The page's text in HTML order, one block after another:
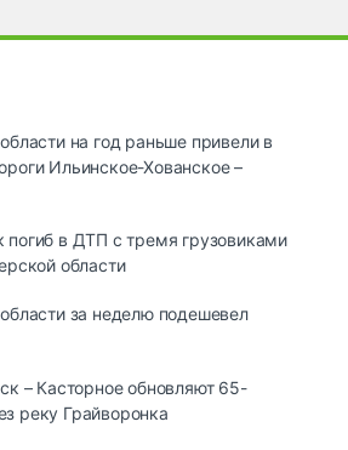
на год раньше привели в
Ильинское-Хованское –
погиб в ДТП с тремя грузовиками
области
за неделю подешевел
– Касторное обновляют 65-
реку Грайворонка